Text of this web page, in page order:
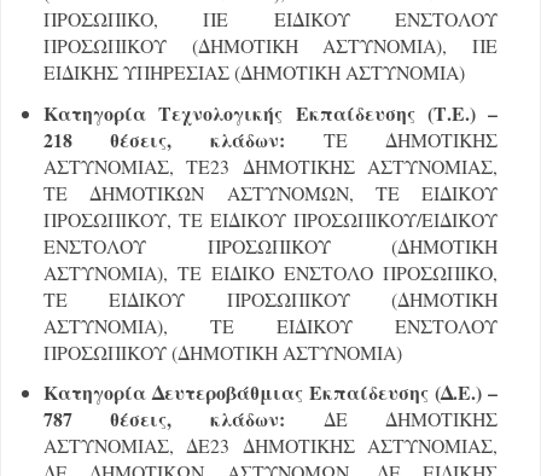
ΠΡΟΣΩΠΙΚΟ, ΠΕ ΕΙΔΙΚΟΥ ΕΝΣΤΟΛΟΥ
ΠΡΟΣΩΠΙΚΟΥ (ΔΗΜΟΤΙΚΗ ΑΣΤΥΝΟΜΙΑ), ΠΕ
ΕΙΔΙΚΗΣ ΥΠΗΡΕΣΙΑΣ (ΔΗΜΟΤΙΚΗ ΑΣΤΥΝΟΜΙΑ)
Κατηγορία Τεχνολογικής Εκπαίδευσης (Τ.Ε.) –
218 θέσεις, κλάδων: ΤΕ ΔΗΜΟΤΙΚΗΣ
ΑΣΤΥΝΟΜΙΑΣ, ΤΕ23 ΔΗΜΟΤΙΚΗΣ ΑΣΤΥΝΟΜΙΑΣ,
ΤΕ ΔΗΜΟΤΙΚΩΝ ΑΣΤΥΝΟΜΩΝ, ΤΕ ΕΙΔΙΚΟΥ
ΠΡΟΣΩΠΙΚΟΥ, ΤΕ ΕΙΔΙΚΟΥ ΠΡΟΣΩΠΙΚΟΥ/ΕΙΔΙΚΟΥ
ΕΝΣΤΟΛΟΥ ΠΡΟΣΩΠΙΚΟΥ (ΔΗΜΟΤΙΚΗ
ΑΣΤΥΝΟΜΙΑ), ΤΕ ΕΙΔΙΚΟ ΕΝΣΤΟΛΟ ΠΡΟΣΩΠΙΚΟ,
ΤΕ ΕΙΔΙΚΟΥ ΠΡΟΣΩΠΙΚΟΥ (ΔΗΜΟΤΙΚΗ
ΑΣΤΥΝΟΜΙΑ), ΤΕ ΕΙΔΙΚΟΥ ΕΝΣΤΟΛΟΥ
ΠΡΟΣΩΠΙΚΟΥ (ΔΗΜΟΤΙΚΗ ΑΣΤΥΝΟΜΙΑ)
Κατηγορία Δευτεροβάθμιας Εκπαίδευσης (Δ.Ε.) –
787 θέσεις, κλάδων: ΔΕ ΔΗΜΟΤΙΚΗΣ
ΑΣΤΥΝΟΜΙΑΣ, ΔΕ23 ΔΗΜΟΤΙΚΗΣ ΑΣΤΥΝΟΜΙΑΣ,